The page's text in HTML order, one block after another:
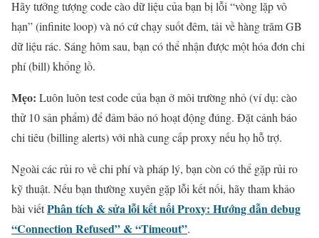
Hãy tưởng tượng code cào dữ liệu của bạn bị lỗi “vòng lặp vô
hạn” (infinite loop) và nó cứ chạy suốt đêm, tải về hàng trăm GB
dữ liệu rác. Sáng hôm sau, bạn có thể nhận được một hóa đơn chi
phí (bill) khổng lồ.
Mẹo: Luôn luôn test code của bạn ở môi trường nhỏ (ví dụ: cào
thử 10 sản phẩm) để đảm bảo nó hoạt động đúng. Đặt cảnh báo
chi tiêu (billing alerts) với nhà cung cấp proxy nếu họ hỗ trợ.
Ngoài các rủi ro về chi phí và pháp lý, bạn còn có thể gặp rủi ro
kỹ thuật. Nếu bạn thường xuyên gặp lỗi kết nối, hãy tham khảo
bài viếtPhân tích & sửa lỗi kết nối Proxy: Hướng dẫn debug
“Connection Refused” & “Timeout”.